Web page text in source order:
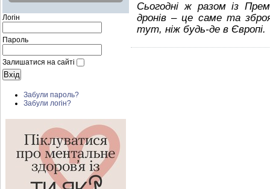
Логін
Пароль
Залишатися на сайті
Забули пароль?
Забули логін?
Сьогодні ж разом із
дронів – це саме та
тут, ніж будь-де в Європі.